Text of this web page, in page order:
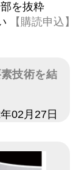
を抜粋
【購読申込】
技術を結
02月27日